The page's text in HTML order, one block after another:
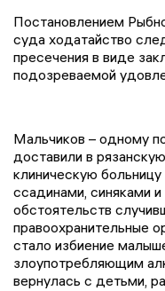
Постановлением
суда ходатайство
пресечения в виде
подозреваемой
Мальчиков – одному
доставили в
клиническую
ссадинами, синяками
обстоятельств
правоохранительные
стало избиение
злоупотребляющим
вернулась с детьми,